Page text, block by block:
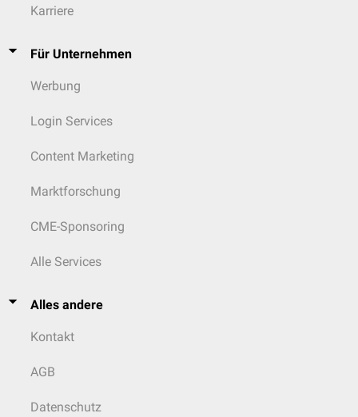
Karriere
Für Unternehmen
Werbung
Login Services
Content Marketing
Marktforschung
CME-Sponsoring
Alle Services
Alles andere
Kontakt
AGB
Datenschutz